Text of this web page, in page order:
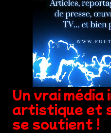
Un vrai
artistique et
se soutient !